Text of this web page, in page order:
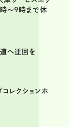
～9時まで休
へ迂回を
レクションホ